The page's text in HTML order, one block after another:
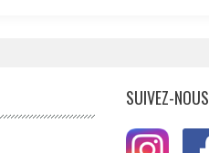
SUIVEZ-NOUS